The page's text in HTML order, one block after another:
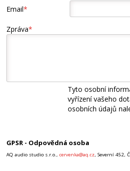
Email*
Zpráva*
Tyto osobní
vyřízení vašeho
osobních údajů
GPSR - Odpovědná osoba
AQ audio studio s.r.o.,cervenka@aq.cz, Severní 452,